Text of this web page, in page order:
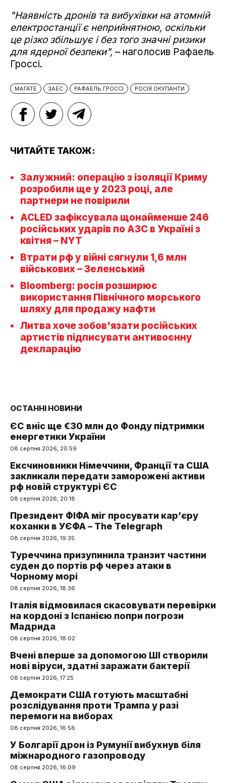
"Наявність дронів та вибухівки на атомній
електростанції є неприйнятною, оскільки
це різко збільшує і без того значні ризики
для ядерної безпеки", – наголосив Рафаель
Гроссі.
МАГАТЕ ЗАЕС РАФАЕЛЬ ГРОССІ РОСІЯ ОКУПАНТИ
ЧИТАЙТЕ ТАКОЖ:
Залужний: операцію з ізоляції Криму
розробили ще у 2023 році, але
партнери не повірили
ACLED зафіксувала щонайменше 246
російських ударів по АЗС в Україні з
квітня – NYT
Втрати рф у війні сягнули 1,6 млн
військових – Зеленський
Bloomberg: росія розширює
використання Північного морського
шляху для продажу нафти
Литва хоче зобов'язати російських
артистів підписувати антивоєнну
декларацію
ОСТАННІ НОВИНИ
ЄС вніс ще €30 млн до Фонду підтримки
енергетики України
08 серпня 2026, 20:59
Ексчиновники Німеччини, Франції та США
закликали передати заморожені активи
рф новій структурі ЄС
08 серпня 2026, 20:18
Президент ФІФА міг просувати кар’єру
коханки в УЄФА – The Telegraph
08 серпня 2026, 19:35
Туреччина призупинила транзит частини
суден до портів рф через атаки в
Чорному морі
08 серпня 2026, 18:36
Італія відмовилася скасовувати перевірки
на кордоні з Іспанією попри погрози
Мадрида
08 серпня 2026, 18:02
Вчені вперше за допомогою ШІ створили
нові віруси, здатні заражати бактерії
08 серпня 2026, 17:25
Демократи США готують масштабні
розслідування проти Трампа у разі
перемоги на виборах
08 серпня 2026, 16:56
У Болгарії дрон із Румунії вибухнув біля
міжнародного газопроводу
08 серпня 2026, 16:09